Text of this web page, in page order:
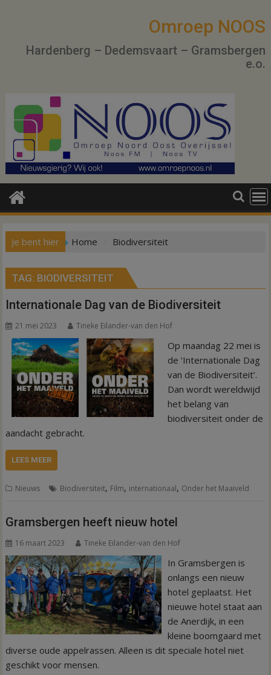
Omroep NOOS
Hardenberg – Dedemsvaart – Gramsbergen
e.o.
Je bent hier Home Biodiversiteit
TAG: BIODIVERSITEIT
Internationale Dag van de Biodiversiteit
21 mei 2023 Tineke Eilander-van den Hof
Op maandag 22 mei is
de ‘Internationale Dag
van de Biodiversiteit’.
Dan wordt wereldwijd
het belang van
biodiversiteit onder de
aandacht gebracht.
LEES MEER
Nieuws Biodiversiteit, Film, internationaal, Onder het Maaiveld
Gramsbergen heeft nieuw hotel
16 maart 2023 Tineke Eilander-van den Hof
In Gramsbergen is
onlangs een nieuw
hotel geplaatst. Het
nieuwe hotel staat aan
de Anerdijk, in een
kleine boomgaard met
diverse oude appelrassen. Alleen is dit speciale hotel niet
geschikt voor mensen.